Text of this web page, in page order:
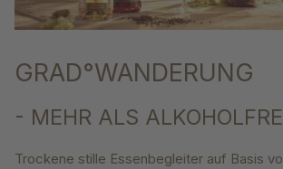
GRAD°WANDERUNG
- MEHR ALS
Trockene stille Essenbegleiter auf Basis